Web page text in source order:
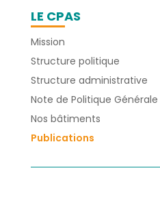
LE CPAS
Mission
Structure politique
Structure administrative
Note de Politique Générale
Nos bâtiments
Publications